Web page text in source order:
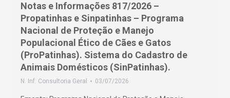
Notas e Informações 817/2026 –
Propatinhas e Sinpatinhas – Programa
Nacional de Proteção e Manejo
Populacional Ético de Cães e Gatos
(ProPatinhas). Sistema do Cadastro de
Animais Domésticos (SinPatinhas).
N. Inf. Consultoria Geral 03/07/2026